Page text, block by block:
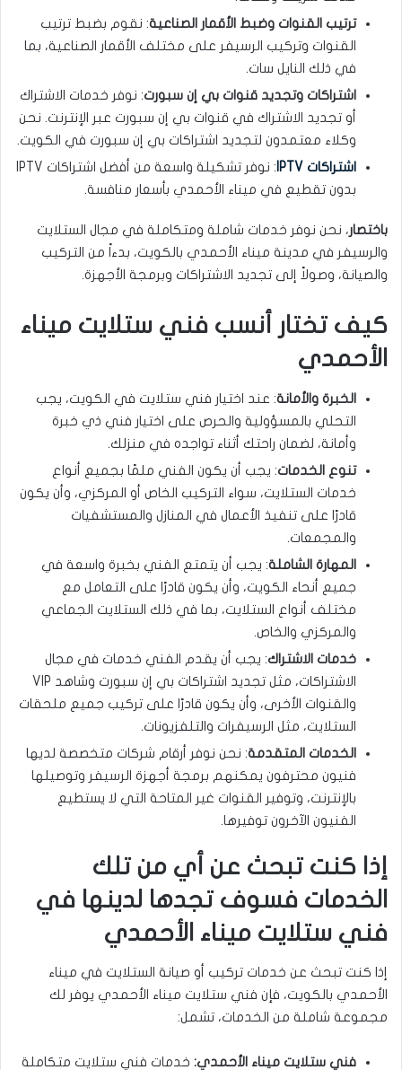
ترتيب القنوات وضبط الأقمار الصناعية: نقوم بضبط ترتيب
القنوات وتركيب الرسيفر على مختلف الأقمار الصناعية، بما
في ذلك النايل سات.
اشتراكات وتجديد قنوات بي إن سبورت: نوفر خدمات الاشتراك
أو تجديد الاشتراك في قنوات بي إن سبورت عبر الإنترنت. نحن
وكلاء معتمدون لتجديد اشتراكات بي إن سبورت في الكويت.
اشتراكات IPTV
: نوفر تشكيلة واسعة من أفضل اشتراكات IPTV
بدون تقطيع في ميناء الأحمدي بأسعار منافسة.
باختصار، نحن نوفر خدمات شاملة ومتكاملة في مجال الستلايت
والرسيفر في مدينة ميناء الأحمدي بالكويت، بدءاً من التركيب
والصيانة، وصولاً إلى تجديد الاشتراكات وبرمجة الأجهزة.
كيف تختار أنسب فني ستلايت ميناء
الأحمدي
الخبرة والأمانة: عند اختيار فني ستلايت في الكويت، يجب
التحلي بالمسؤولية والحرص على اختيار فني ذي خبرة
وأمانة، لضمان راحتك أثناء تواجده في منزلك.
تنوع الخدمات: يجب أن يكون الفني ملمًا بجميع أنواع
خدمات الستلايت، سواء التركيب الخاص أو المركزي، وأن يكون
قادرًا على تنفيذ الأعمال في المنازل والمستشفيات
والمجمعات.
المهارة الشاملة: يجب أن يتمتع الفني بخبرة واسعة في
جميع أنحاء الكويت، وأن يكون قادرًا على التعامل مع
مختلف أنواع الستلايت، بما في ذلك الستلايت الجماعي
والمركزي والخاص.
خدمات الاشتراك: يجب أن يقدم الفني خدمات في مجال
الاشتراكات، مثل تجديد اشتراكات بي إن سبورت وشاهد VIP
والقنوات الأخرى، وأن يكون قادرًا على تركيب جميع ملحقات
الستلايت، مثل الرسيفرات والتلفزيونات.
الخدمات المتقدمة: نحن نوفر أرقام شركات متخصصة لديها
فنيون محترفون يمكنهم برمجة أجهزة الرسيفر وتوصيلها
بالإنترنت، وتوفير القنوات غير المتاحة التي لا يستطيع
الفنيون الآخرون توفيرها.
إذا كنت تبحث عن أي من تلك
الخدمات فسوف تجدها لدينها في
فني ستلايت ميناء الأحمدي
إذا كنت تبحث عن خدمات تركيب أو صيانة الستلايت في ميناء
الأحمدي بالكويت، فإن فني ستلايت ميناء الأحمدي يوفر لك
مجموعة شاملة من الخدمات، تشمل:
فني ستلايت ميناء الأحمدي: خدمات فني ستلايت متكاملة